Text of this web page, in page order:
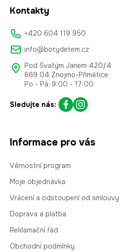
Kontakty
+420 604 119 950
info@botydetem.cz
Pod Svatým Janem 420/4
669 04 Znojmo-Přímětice
Po - Pá: 9:00 - 17:00
Sledujte nás:
Informace pro vás
Věrnostní program
Moje objednávka
Vrácení a odstoupení od smlouvy
Doprava a platba
Reklamační řád
Obchodní podmínky